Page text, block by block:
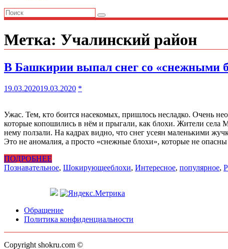
Метка: Учалинский район
В Башкирии выпал снег со «снежными
19.03.202019.03.2020 *
Ужас. Тем, кто боится насекомых, пришлось несладко. Очень
которые копошились в нём и прыгали, как блохи. Жители села
нему ползали. На кадрах видно, что снег усеян маленькими
Это не аномалия, а просто «снежные блохи», которые не
ПОДРОБНЕЕ
Познавательное, Шокирующееблохи, Интересное, популярное,
Обращение
Политика конфиденциальности
Copyright shokru.com ©